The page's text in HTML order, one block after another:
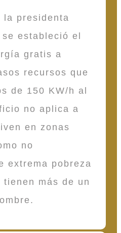
la presidenta
estableció el
gratis a
recursos que
de 150 KW/h al
no aplica a
en zonas
no
extrema pobreza
más de un